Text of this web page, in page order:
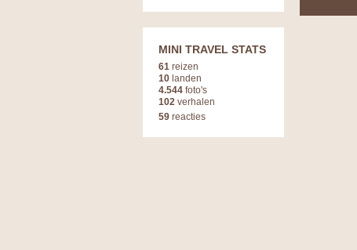
MINI TRAVEL STATS
61 reizen
10 landen
4.544 foto's
102 verhalen
59 reacties